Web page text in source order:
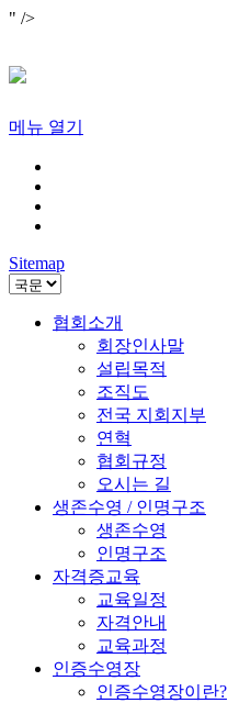
" />
메뉴 열기
Sitemap
협회소개
회장인사말
설립목적
조직도
전국 지회지부
연혁
협회규정
오시는 길
생존수영 / 인명구조
생존수영
인명구조
자격증교육
교육일정
자격안내
교육과정
인증수영장
인증수영장이란?